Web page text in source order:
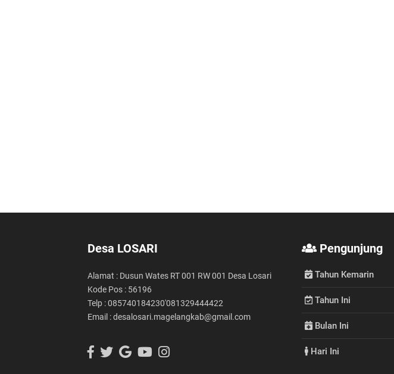
Desa LOSARI
Alamat : Dusun Wates RT 001 RW 001 Desa Losari
Kode Pos : 56196
Telp : 085740184230'081329444422
Email : desalosari.magelangkab@gmail.com
Pengunjung
Tahun Kemarin
Tahun Ini
Bulan Ini
Hari Ini